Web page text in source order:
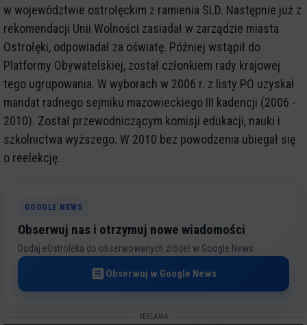
w województwie ostrołęckim z ramienia SLD. Następnie już z
rekomendacji Unii Wolności zasiadał w zarządzie miasta
Ostrołęki, odpowiadał za oświatę. Później wstąpił do
Platformy Obywatelskiej, został członkiem rady krajowej
tego ugrupowania. W wyborach w 2006 r. z listy PO uzyskał
mandat radnego sejmiku mazowieckiego III kadencji (2006 -
2010). Został przewodniczącym komisji edukacji, nauki i
szkolnictwa wyższego. W 2010 bez powodzenia ubiegał się
o reelekcję.
GOOGLE NEWS
Obserwuj nas i otrzymuj nowe wiadomości
Dodaj eOstroleka do obserwowanych źródeł w Google News.
Obserwuj w Google News
REKLAMA